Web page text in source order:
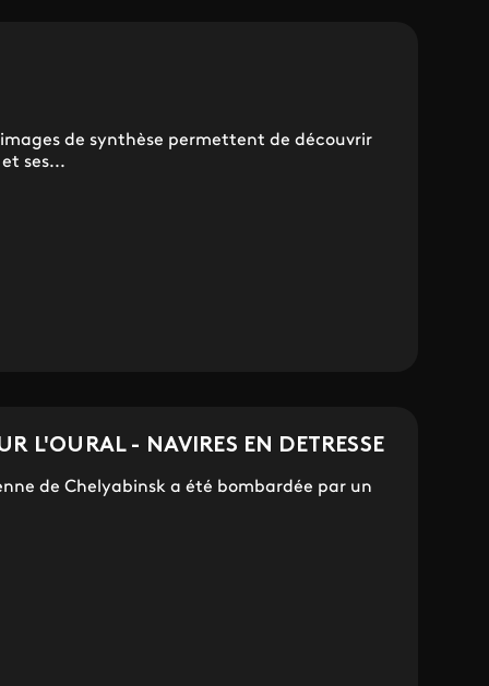
de synthèse permettent de découvrir
ses...
L'OURAL - NAVIRES EN DETRESSE
de Chelyabinsk a été bombardée par un